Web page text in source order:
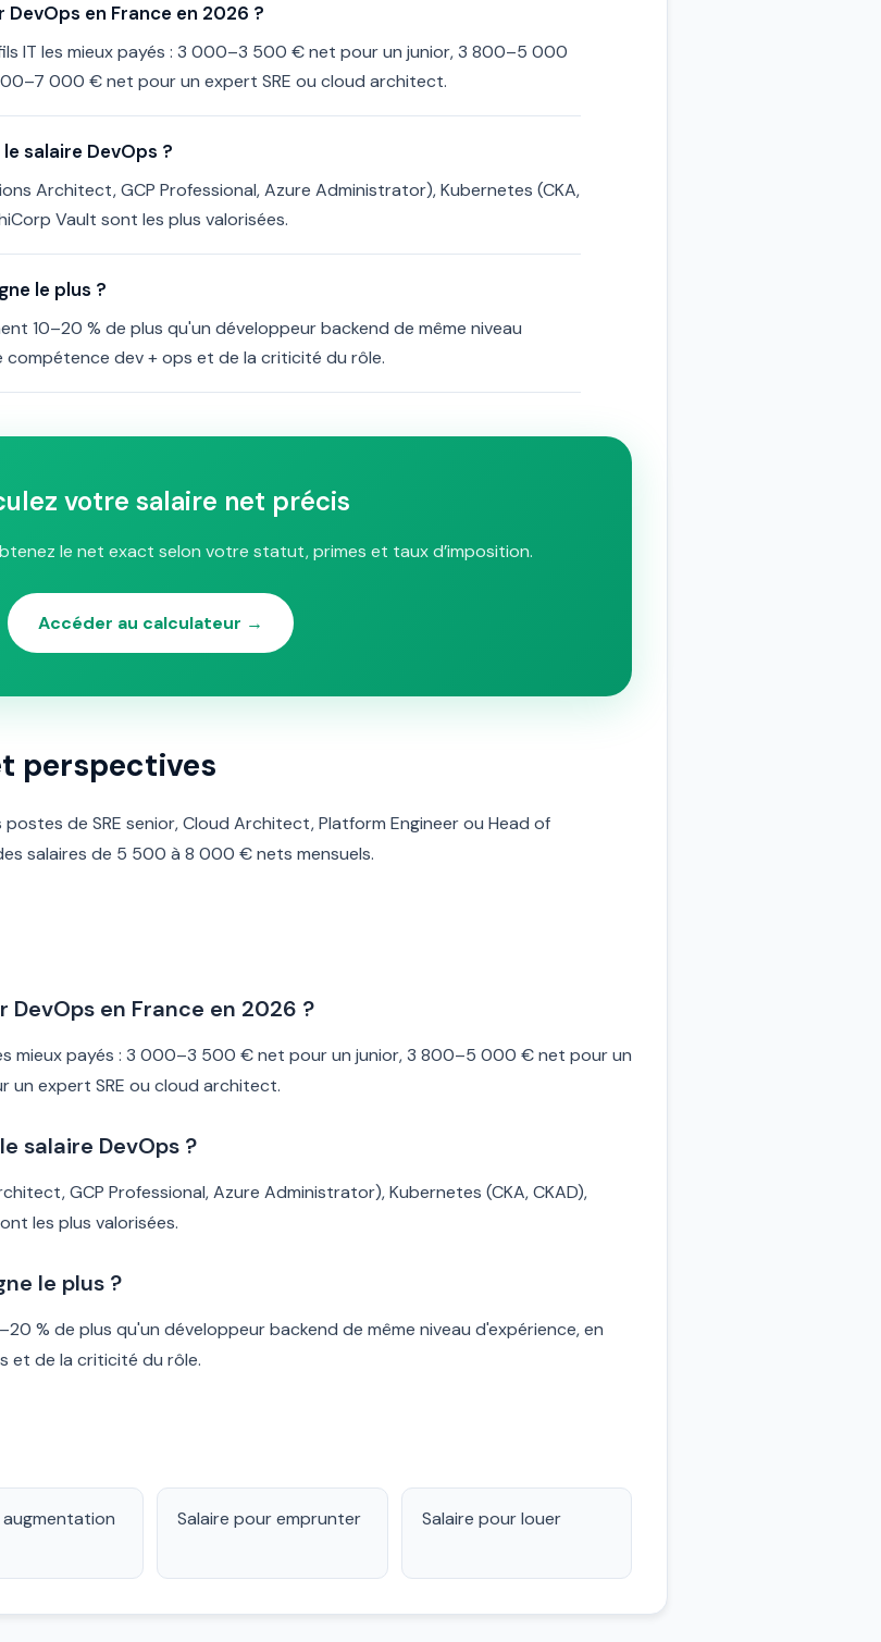
en France en 2026 ?
IT les mieux payés : 3 000–3 500 € net pour un junior, 3 800–5 000
000 € net pour un expert SRE ou cloud architect.
salaire DevOps ?
Architect, GCP Professional, Azure Administrator), Kubernetes (CKA,
Vault sont les plus valorisées.
le plus ?
10–20 % de plus qu'un développeur backend de même niveau
compétence dev + ops et de la criticité du rôle.
votre salaire net précis
le net exact selon votre statut, primes et taux d’imposition.
Accéder au calculateur →
perspectives
de SRE senior, Cloud Architect, Platform Engineer ou Head of
salaires de 5 500 à 8 000 € nets mensuels.
en France en 2026 ?
mieux payés : 3 000–3 500 € net pour un junior, 3 800–5 000 € net pour un
expert SRE ou cloud architect.
salaire DevOps ?
GCP Professional, Azure Administrator), Kubernetes (CKA, CKAD),
les plus valorisées.
le plus ?
% de plus qu'un développeur backend de même niveau d'expérience, en
et de la criticité du rôle.
augmentation Salaire pour emprunter Salaire pour louer